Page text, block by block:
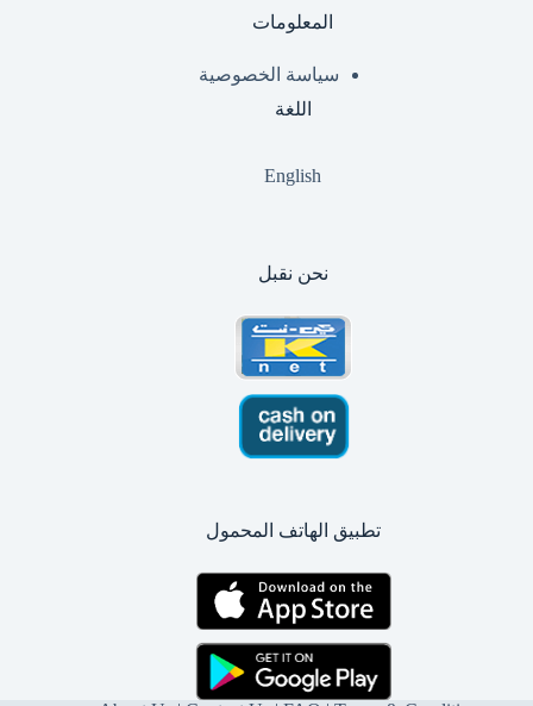
المعلومات
سياسة الخصوصية
اللغة
English
نحن نقبل
تطبيق الهاتف المحمول